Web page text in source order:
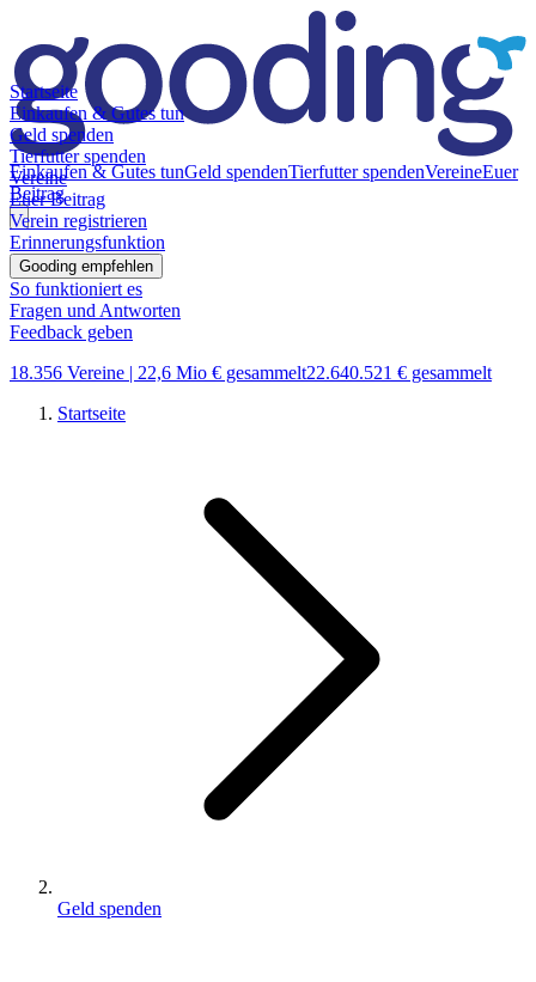
Einkaufen & Gutes tunGeld spendenTierfutter spendenVereineEuer
Beitrag
Startseite
Einkaufen & Gutes tun
Geld spenden
Tierfutter spenden
Vereine
Euer Beitrag
Verein registrieren
Erinnerungsfunktion
Gooding empfehlen
So funktioniert es
Fragen und Antworten
Feedback geben
18.356 Vereine | 22,6 Mio € gesammelt22.640.521 € gesammelt
Startseite
Geld spenden